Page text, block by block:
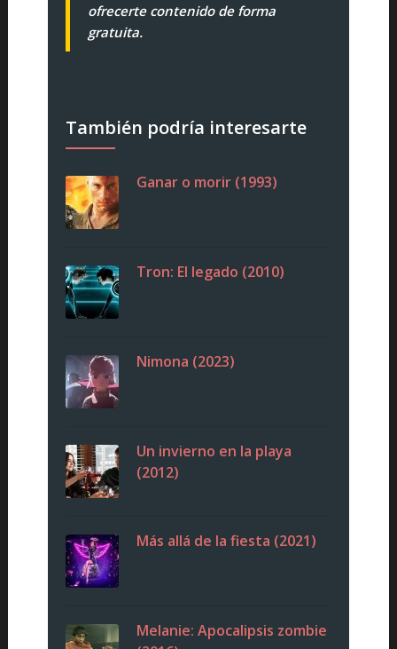
ofrecerte contenido de forma
gratuita.
También podría interesarte
Ganar o morir (1993)
Tron: El legado (2010)
Nimona (2023)
Un invierno en la playa
(2012)
Más allá de la fiesta (2021)
Melanie: Apocalipsis zombie